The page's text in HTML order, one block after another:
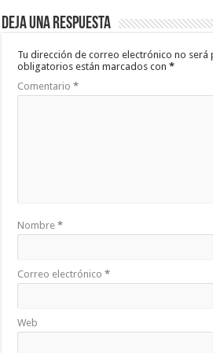
Deja una respuesta
Tu dirección de correo electrónico no será
obligatorios están marcados con*
Comentario*
Nombre*
Correo electrónico*
Web